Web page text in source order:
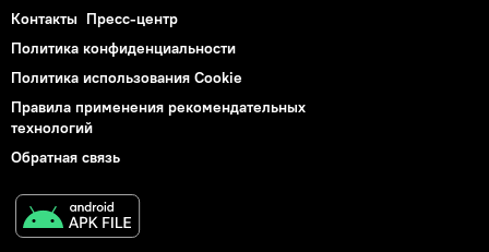
Контакты Пресс-центр
Политика конфиденциальности
Политика использования Cookie
Правила применения рекомендательных
технологий
Обратная связь